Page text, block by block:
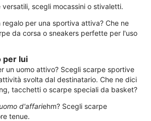
scegli mocassini o stivaletti.
per una sportiva attiva? Che ne
da corsa o sneakers perfette per l'uso
per lui
un uomo attivo? Scegli scarpe sportive
svolta dal destinatario. Che ne dici
tacchetti o scarpe speciali da basket?
d'affariehm? Scegli scarpe
tenue.